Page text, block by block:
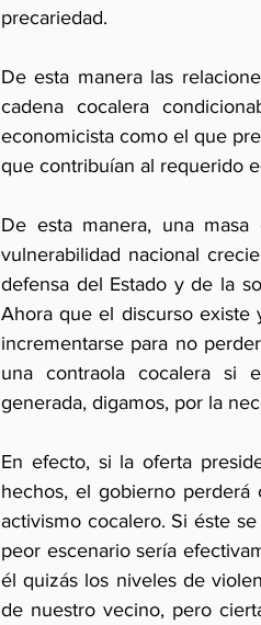
precariedad.
De esta manera las
cadena cocalera
economicista como el que
que contribuían al requerido
De esta manera, una
vulnerabilidad nacional
defensa del Estado y de la
Ahora que el discurso existe
incrementarse para no
una contraola cocalera si
generada, digamos, por la
En efecto, si la oferta
hechos, el gobierno perderá
activismo cocalero. Si éste
peor escenario sería
él quizás los niveles de
de nuestro vecino, pero